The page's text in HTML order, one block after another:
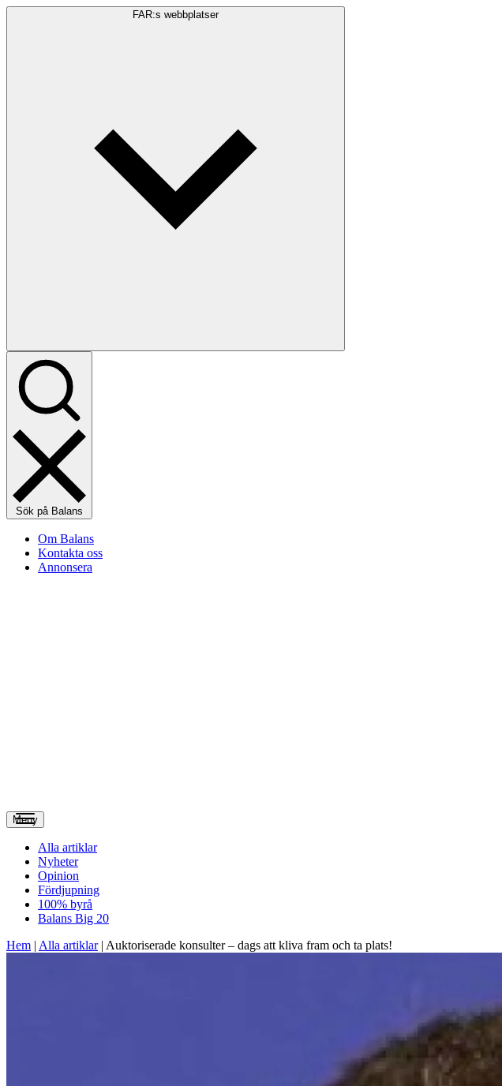
FAR:s webbplatser
Sök på Balans
Om Balans
Kontakta oss
Annonsera
Meny
Alla artiklar
Nyheter
Opinion
Fördjupning
100% byrå
Balans Big 20
Hem | Alla artiklar| Auktoriserade konsulter – dags att kliva fram och ta plats!